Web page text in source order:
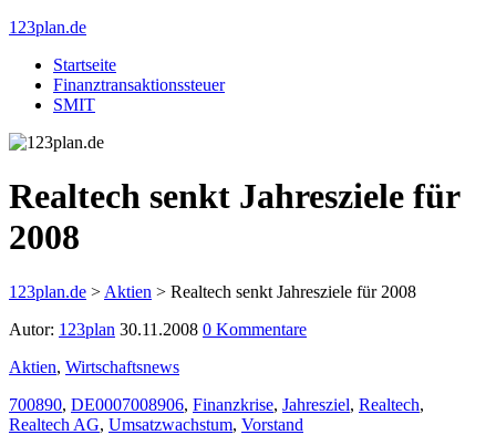
123plan.de
Startseite
Finanztransaktionssteuer
SMIT
Realtech senkt Jahresziele für
2008
123plan.de > Aktien > Realtech senkt Jahresziele für 2008
Autor: 123plan 30.11.2008 0 Kommentare
Aktien, Wirtschaftsnews
700890, DE0007008906, Finanzkrise, Jahresziel, Realtech,
Realtech AG, Umsatzwachstum, Vorstand